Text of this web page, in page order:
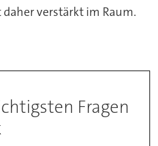
verstärkt im Raum.
Fragen